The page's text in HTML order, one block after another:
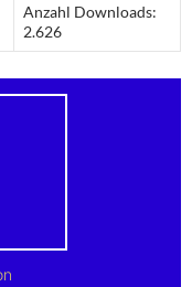
Anzahl Downloads:
2.626